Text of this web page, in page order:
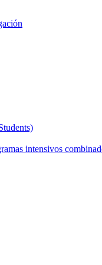
intensivos